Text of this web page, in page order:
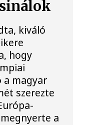
kiváló
hogy
a magyar
szerezte
a